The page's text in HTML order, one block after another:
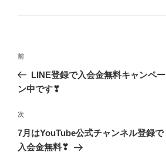
投
ナ
ゲ
ー
シ
前
の
投
前
LINE登録で入会金無料キャンペー
ン中です❣
次
の
投
次
7月はYouTube公式チャンネル登録で
入会金無料❣